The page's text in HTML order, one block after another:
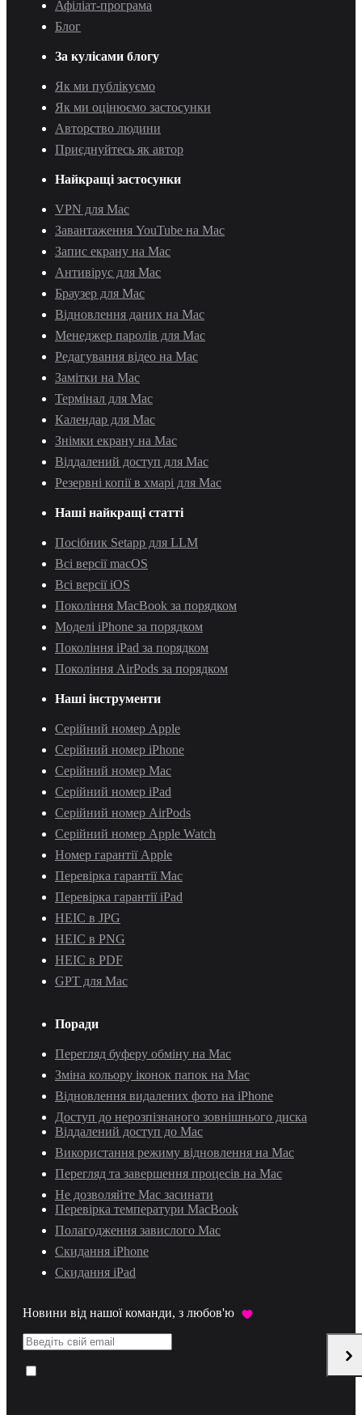
Афіліат-програма
Блог
За кулісами блогу
Як ми публікуємо
Як ми оцінюємо застосунки
Авторство людини
Приєднуйтесь як автор
Найкращі застосунки
VPN для Mac
Завантаження YouTube на Mac
Запис екрану на Mac
Антивірус для Mac
Браузер для Mac
Відновлення даних на Mac
Менеджер паролів для Mac
Редагування відео на Mac
Замітки на Mac
Термінал для Mac
Календар для Mac
Знімки екрану на Mac
Віддалений доступ для Mac
Резервні копії в хмарі для Mac
Наші найкращі статті
Посібник Setapp для LLM
Всі версії macOS
Всі версії iOS
Покоління MacBook за порядком
Моделі iPhone за порядком
Покоління iPad за порядком
Покоління AirPods за порядком
Наші інструменти
Серійний номер Apple
Серійний номер iPhone
Серійний номер Mac
Серійний номер iPad
Серійний номер AirPods
Серійний номер Apple Watch
Номер гарантії Apple
Перевірка гарантії Mac
Перевірка гарантії iPad
HEIC в JPG
HEIC в PNG
HEIC в PDF
GPT для Mac
Поради
Перегляд буферу обміну на Mac
Зміна кольору іконок папок на Mac
Відновлення видалених фото на iPhone
Доступ до нерозпізнаного зовнішнього диска
Віддалений доступ до Mac
Використання режиму відновлення на Mac
Перегляд та завершення процесів на Mac
Не дозволяйте Mac засинати
Перевірка температури MacBook
Полагодження завислого Mac
Скидання iPhone
Скидання iPad
Новини від нашої команди, з любов'ю